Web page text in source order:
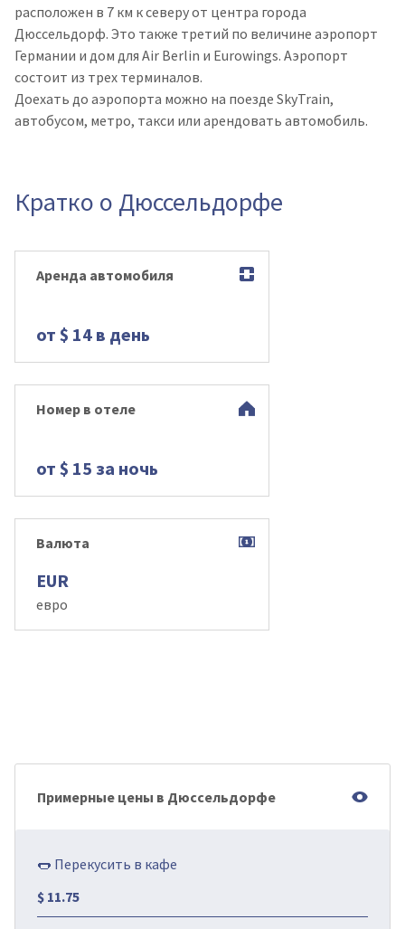
расположен в 7 км к северу от центра города
Дюссельдорф. Это также третий по величине аэропорт
Германии и дом для Air Berlin и Eurowings. Аэропорт
состоит из трех терминалов.
Доехать до аэропорта можно на поезде SkyTrain,
автобусом, метро, ​​такси или арендовать автомобиль.
Кратко о Дюссельдорфе
Аренда автомобиля
от $ 14 в день
Номер в отеле
от $ 15 за ночь
Валюта
EUR
евро
Примерные цены в Дюссельдорфе
🌭 Перекусить в кафе
$ 11.75